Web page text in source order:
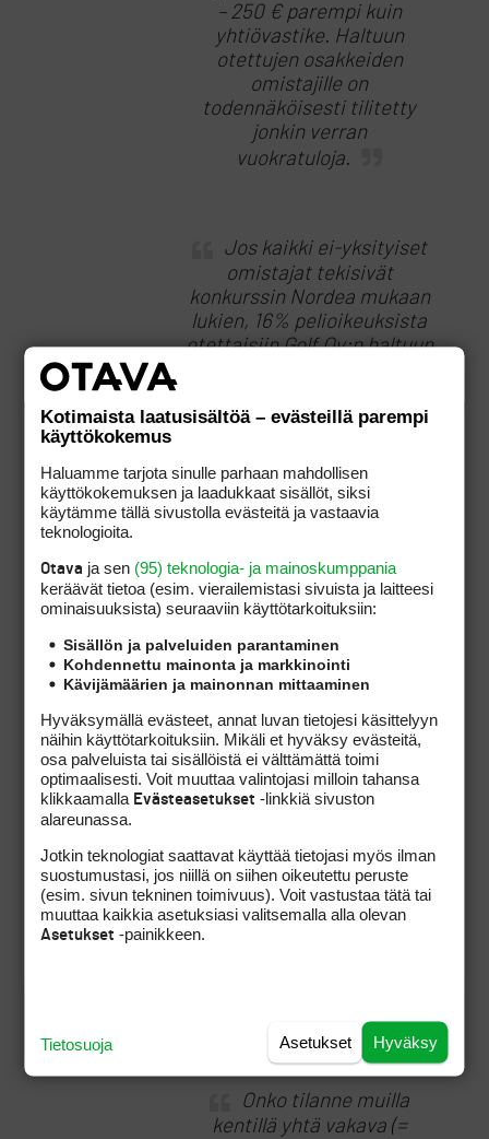
– 250 € parempi kuin
yhtiövastike. Haltuun
otettujen osakkeiden
omistajille on
todennäköisesti tilitetty
jonkin verran
vuokratuloja.
Jos kaikki ei-yksityiset
omistajat tekisivät
konkurssin Nordea mukaan
lukien, 16% pelioikeuksista
otettaisiin Golf Oy:n haltuun
yhtiövastikkeiden verran, ei
nostaa. Jos kukaan ei
haluaisi vuokrata näitä
haltuun otettujen
mistään hinnasta, nousisi
yhtiövastike 19 %, lähes 750
euroon. Tosin parantunut
peliväljyys sallisi
greenfeetulojen
kasvattamisen, mikäli 750 €
maksavista osakkaista liian
raskaalta.
vain joka toinen osakas
pystyisi maksamaan
yhtiövastikkeensa eikä
haltuun otettuja osakkeita
onnistuttaisi vuokraamaan,
korkeammaksi.
Onko tilanne muilla
kentillä yhtä vakava (=
Kotimaista laatusisältöä – evästeillä parempi
käyttökokemus
Haluamme tarjota sinulle parhaan mahdollisen
käyttökokemuksen ja laadukkaat sisällöt, siksi
käytämme tällä sivustolla evästeitä ja vastaavia
teknologioita.
Otava ja sen (95) teknologia- ja mainoskumppania
keräävät tietoa (esim. vierailemis­tasi sivuista ja laitteesi
ominaisuuk­sista) seuraaviin käyttötarkoituksiin:
Sisällön ja palveluiden parantaminen
Kohdennettu mainonta ja markkinointi
Kävijämäärien ja mainonnan mittaaminen
Hyväksymällä evästeet, annat luvan tietojesi käsittelyyn
näihin käyttötarkoituksiin. Mikäli et hyväksy evästeitä,
osa palveluista tai sisällöistä ei välttämättä toimi
optimaalisesti. Voit muuttaa valintojasi milloin tahansa
klikkaamalla Evästeasetukset -linkkiä sivuston
alareunassa.
Jotkin teknologiat saattavat käyttää tietojasi myös ilman
suostumustasi, jos niillä on siihen oikeutettu peruste
(esim. sivun tekninen toimivuus). Voit vastustaa tätä tai
muuttaa kaikkia asetuksiasi valitsemalla alla olevan
Asetukset -painikkeen.
Hyväksy
Asetukset
Tietosuoja